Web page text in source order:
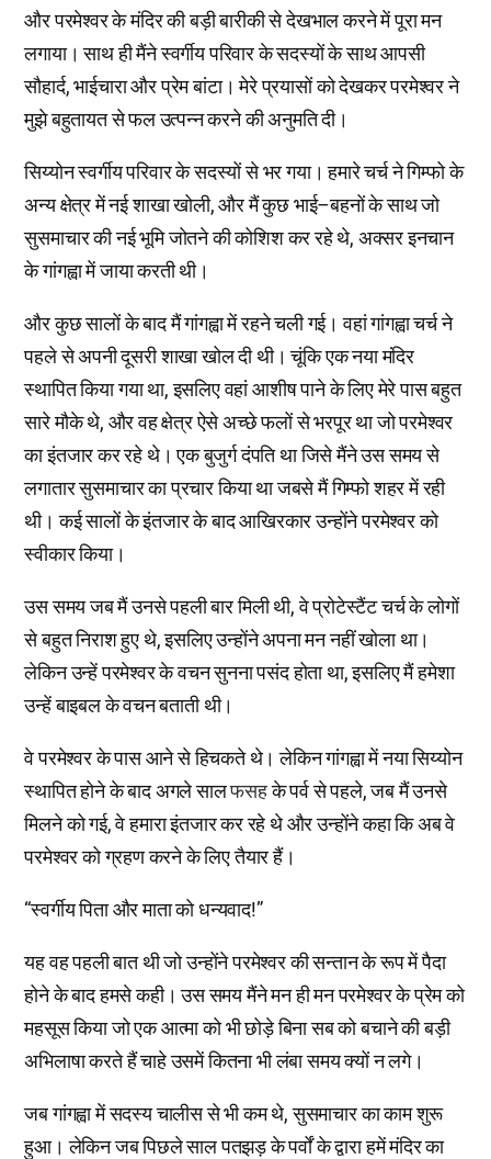
और परमेश्वर के मंदिर की बड़ी बारीकी से देखभाल करने में पूरा मन
लगाया। साथ ही मैंने स्वर्गीय परिवार के सदस्यों के साथ आपसी
सौहार्द, भाईचारा और प्रेम बांटा। मेरे प्रयासों को देखकर परमेश्वर ने
मुझे बहुतायत से फल उत्पन्न करने की अनुमति दी।
सिय्योन स्वर्गीय परिवार के सदस्यों से भर गया। हमारे चर्च ने गिम्फो के
अन्य क्षेत्र में नई शाखा खोली, और मैं कुछ भाई–बहनों के साथ जो
सुसमाचार की नई भूमि जोतने की कोशिश कर रहे थे, अक्सर इनचान
के गांगह्वा में जाया करती थी।
और कुछ सालों के बाद मैं गांगह्वा में रहने चली गई। वहां गांगह्वा चर्च ने
पहले से अपनी दूसरी शाखा खोल दी थी। चूंकि एक नया मंदिर
स्थापित किया गया था, इसलिए वहां आशीष पाने के लिए मेरे पास बहुत
सारे मौके थे, और वह क्षेत्र ऐसे अच्छे फलों से भरपूर था जो परमेश्वर
का इंतजार कर रहे थे। एक बुजुर्ग दंपति था जिसे मैंने उस समय से
लगातार सुसमाचार का प्रचार किया था जबसे मैं गिम्फो शहर में रही
थी। कई सालों के इंतजार के बाद आखिरकार उन्होंने परमेश्वर को
स्वीकार किया।
उस समय जब मैं उनसे पहली बार मिली थी, वे प्रोटेस्टैंट चर्च के लोगों
से बहुत निराश हुए थे, इसलिए उन्होंने अपना मन नहीं खोला था।
लेकिन उन्हें परमेश्वर के वचन सुनना पसंद होता था, इसलिए मैं हमेशा
उन्हें बाइबल के वचन बताती थी।
वे परमेश्वर के पास आने से हिचकते थे। लेकिन गांगह्वा में नया सिय्योन
स्थापित होने के बाद अगले सालफसहके पर्व से पहले, जब मैं उनसे
मिलने को गई, वे हमारा इंतजार कर रहे थे और उन्होंने कहा कि अब वे
परमेश्वर को ग्रहण करने के लिए तैयार हैं।
“स्वर्गीय पिता और माता को धन्यवाद!”
यह वह पहली बात थी जो उन्होंने परमेश्वर की सन्तान के रूप में पैदा
होने के बाद हमसे कही। उस समय मैंने मन ही मन परमेश्वर के प्रेम को
महसूस किया जो एक आत्मा को भी छोड़े बिना सब को बचाने की बड़ी
अभिलाषा करते हैं चाहे उसमें कितना भी लंबा समय क्यों न लगे।
जब गांगह्वा में सदस्य चालीस से भी कम थे, सुसमाचार का काम शुरू
हुआ। लेकिन जब पिछले साल पतझड़ के पर्वों के द्वारा हमें मंदिर का